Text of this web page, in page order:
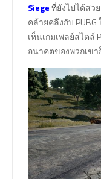
Siegeที่ยังไปได้สว
คล้ายคลึงกับ
เห็นเกมเพลย์สไตล์
อนาคตของพวกเขา